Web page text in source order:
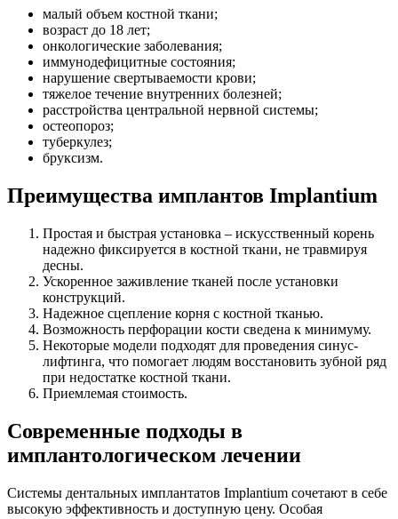
малый объем костной ткани;
возраст до 18 лет;
онкологические заболевания;
иммунодефицитные состояния;
нарушение свертываемости крови;
тяжелое течение внутренних болезней;
расстройства центральной нервной системы;
остеопороз;
туберкулез;
бруксизм.
Преимущества имплантов Implantium
Простая и быстрая установка – искусственный корень
надежно фиксируется в костной ткани, не травмируя
десны.
Ускоренное заживление тканей после установки
конструкций.
Надежное сцепление корня с костной тканью.
Возможность перфорации кости сведена к минимуму.
Некоторые модели подходят для проведения синус-
лифтинга, что помогает людям восстановить зубной ряд
при недостатке костной ткани.
Приемлемая стоимость.
Современные подходы в
имплантологическом лечении
Системы дентальных имплантатов Implantium сочетают в себе
высокую эффективность и доступную цену. Особая